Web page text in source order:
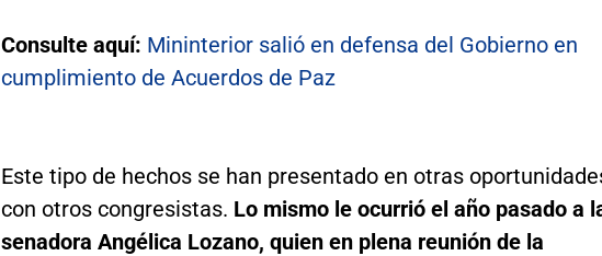
Consulte aquí: Mininterior salió en defensa del Gobierno en
cumplimiento de Acuerdos de Paz
Este tipo de hechos se han presentado en otras
con otros congresistas. Lo mismo le ocurrió el año pasado a
senadora Angélica Lozano, quien en plena reunión de la